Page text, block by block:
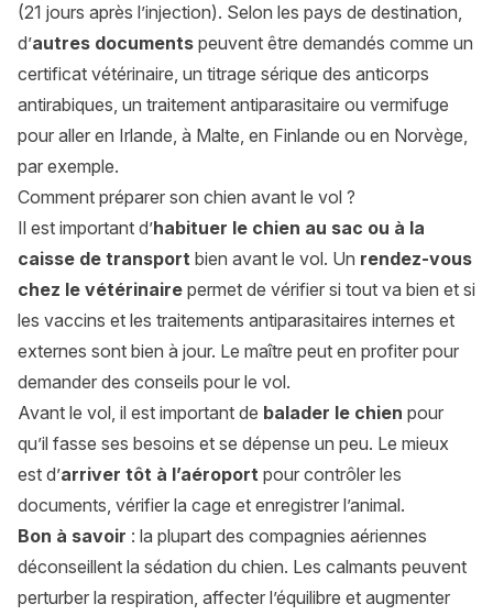
(21 jours après l’injection). Selon les pays de destination,
d’autres documents peuvent être demandés comme un
certificat vétérinaire, un titrage sérique des anticorps
antirabiques, un traitement antiparasitaire ou vermifuge
pour aller en Irlande, à Malte, en Finlande ou en Norvège,
par exemple.
Comment préparer son chien avant le vol ?
Il est important d’habituer le chien au sac ou à la
caisse de transport bien avant le vol. Un rendez-vous
chez le vétérinaire permet de vérifier si tout va bien et si
les vaccins et les traitements antiparasitaires internes et
externes sont bien à jour. Le maître peut en profiter pour
demander des conseils pour le vol.
Avant le vol, il est important de balader le chien pour
qu’il fasse ses besoins et se dépense un peu. Le mieux
est d’arriver tôt à l’aéroport pour contrôler les
documents, vérifier la cage et enregistrer l’animal.
Bon à savoir : la plupart des compagnies aériennes
déconseillent la sédation du chien. Les calmants peuvent
perturber la respiration, affecter l’équilibre et augmenter